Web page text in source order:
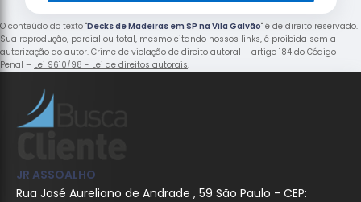
O conteúdo do texto "Decks de Madeiras em SP na Vila Galvão" é de direito reservado.
Sua reprodução, parcial ou total, mesmo citando nossos links, é proibida sem a
autorização do autor. Crime de violação de direito autoral – artigo 184 do Código
Penal – Lei 9610/98 - Lei de direitos autorais.
JR ASSOALHO
Rua José Aureliano de Andrade , 59 São Paulo - CEP: